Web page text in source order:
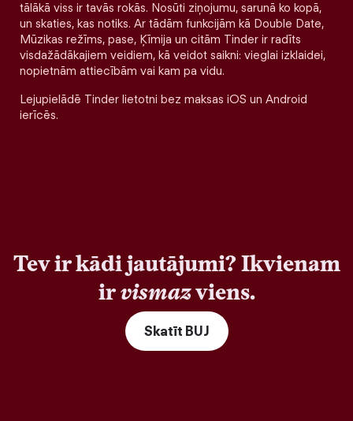
tālākā viss ir tavās rokās. Nosūti ziņojumu, sarunā ko kopā,
un skaties, kas notiks. Ar tādām funkcijām kā Double Date,
Mūzikas režīms, pase, Ķīmija un citām Tinder ir radīts
visdažādākajiem veidiem, kā veidot saikni: vieglai izklaidei,
nopietnām attiecībām vai kam pa vidu.
Lejupielādē Tinder lietotni bez maksas iOS un Android
ierīcēs.
Tev ir kādi jautājumi? Ikvienam
irvismazviens.
Skatīt BUJ